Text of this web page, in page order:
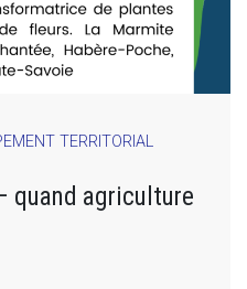
TERRITORIAL
quand agriculture